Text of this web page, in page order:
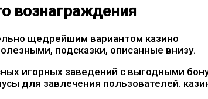
вознаграждения
щедрейшим вариантом казино
подсказки, описанные внизу.
игорных заведений с выгодными
для завлечения пользователей.